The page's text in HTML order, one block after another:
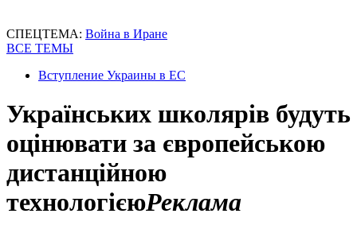
СПЕЦТЕМА: Война в Иране
ВСЕ ТЕМЫ
Вступление Украины в ЕС
Українських школярів будуть
оцінювати за європейською
дистанційною
технологієюРеклама